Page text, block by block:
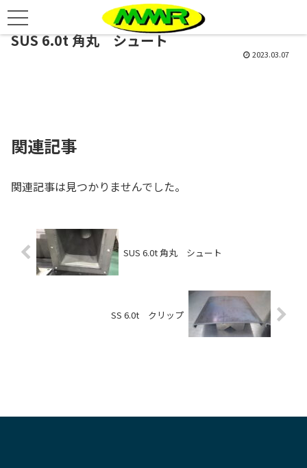
SUS 6.0t 角丸 シュート
2023.03.07
関連記事
関連記事は見つかりませんでした。
SUS 6.0t 角丸 シュート
SS 6.0t クリップ